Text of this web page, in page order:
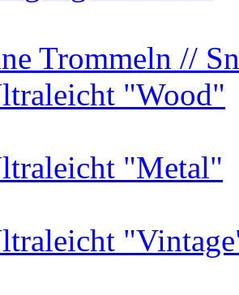
Trommeln //
"Wood"
"Metal"